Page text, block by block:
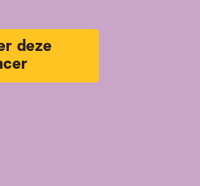
deze